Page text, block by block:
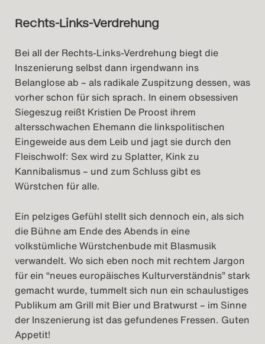
Rechts-Links-Verdrehung
Bei all der Rechts-Links-Verdrehung biegt die
Inszenierung selbst dann irgendwann ins
Belanglose ab – als radikale Zuspitzung dessen, was
vorher schon für sich sprach. In einem obsessiven
Siegeszug reißt Kristien De Proost ihrem
altersschwachen Ehemann die linkspolitischen
Eingeweide aus dem Leib und jagt sie durch den
Fleischwolf: Sex wird zu Splatter, Kink zu
Kannibalismus – und zum Schluss gibt es
Würstchen für alle.
Ein pelziges Gefühl stellt sich dennoch ein, als sich
die Bühne am Ende des Abends in eine
volkstümliche Würstchenbude mit Blasmusik
verwandelt. Wo sich eben noch mit rechtem Jargon
für ein “neues europäisches Kulturverständnis” stark
gemacht wurde, tummelt sich nun ein schaulustiges
Publikum am Grill mit Bier und Bratwurst – im Sinne
der Inszenierung ist das gefundenes Fressen. Guten
Appetit!